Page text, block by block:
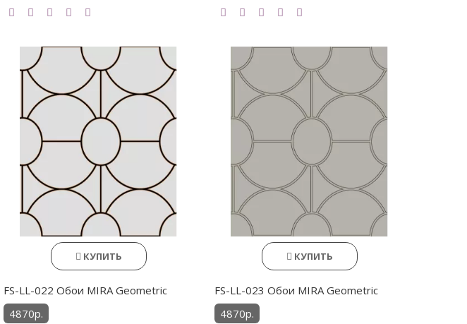
КУПИТЬ
FS-LL-022 Обои MIRA Geometric
4870р.
КУПИТЬ
FS-LL-023 Обои MIRA Geometric
4870р.